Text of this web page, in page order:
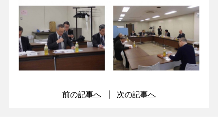
前の記事へ 次の記事へ